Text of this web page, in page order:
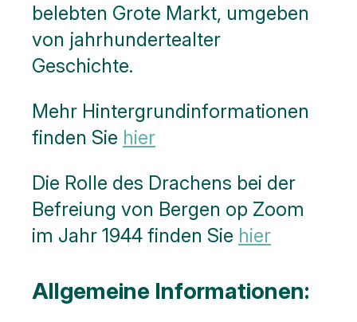
belebten Grote Markt, umgeben
von jahrhundertealter
Geschichte.
Mehr Hintergrundinformationen
finden Sie hier
Die Rolle des Drachens bei der
Befreiung von Bergen op Zoom
im Jahr 1944 finden Sie hier
Allgemeine Informationen: